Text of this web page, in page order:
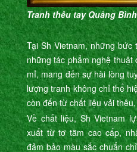
Tranh thêu tay Quảng
Tại Sh Vietnam, những
những tác phẩm nghệ
mỉ, mang đến sự hài lòng
lượng tranh không chỉ thể
còn đến từ chất liệu vải
Về chất liệu, Sh Vietnam
xuất từ tơ tằm cao cấp,
đảm bảo màu sắc chuẩn